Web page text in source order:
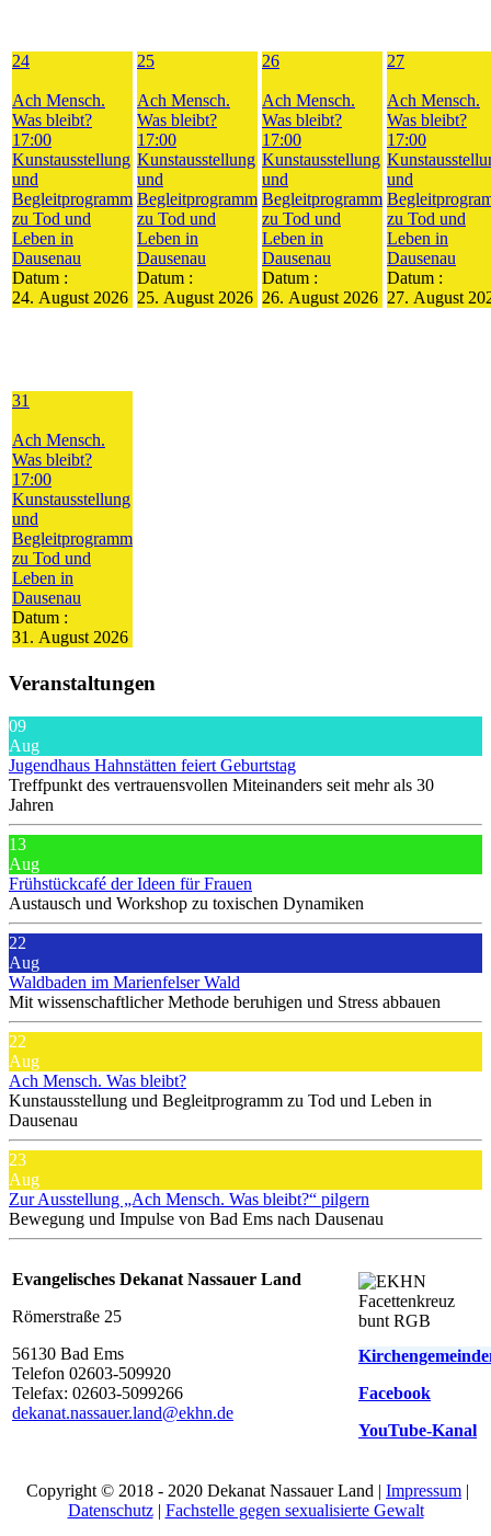
24
Ach Mensch.
Was bleibt?
17:00
Kunstausstellung
und
Begleitprogramm
zu Tod und
Leben in
Dausenau
Datum :
24. August 2026
25
Ach Mensch.
Was bleibt?
17:00
Kunstausstellung
und
Begleitprogramm
zu Tod und
Leben in
Dausenau
Datum :
25. August 2026
26
Ach Mensch.
Was bleibt?
17:00
Kunstausstellung
und
Begleitprogramm
zu Tod und
Leben in
Dausenau
Datum :
26. August 2026
27
Ach Mensch.
Was bleibt?
17:00
und
zu Tod und
Leben in
Dausenau
Datum :
27. August
31
Ach Mensch.
Was bleibt?
17:00
Kunstausstellung
und
Begleitprogramm
zu Tod und
Leben in
Dausenau
Datum :
31. August 2026
Veranstaltungen
09
Aug
Jugendhaus Hahnstätten feiert Geburtstag
Treffpunkt des vertrauensvollen Miteinanders seit mehr als 30
Jahren
13
Aug
Frühstückcafé der Ideen für Frauen
Austausch und Workshop zu toxischen Dynamiken
22
Aug
Waldbaden im Marienfelser Wald
Mit wissenschaftlicher Methode beruhigen und Stress abbauen
22
Aug
Ach Mensch. Was bleibt?
Kunstausstellung und Begleitprogramm zu Tod und Leben in
Dausenau
23
Aug
Zur Ausstellung „Ach Mensch. Was bleibt?“ pilgern
Bewegung und Impulse von Bad Ems nach Dausenau
Evangelisches Dekanat Nassauer Land
Römerstraße 25
56130 Bad Ems
Telefon 02603-509920
Telefax: 02603-5099266
dekanat.nassauer.land@ekhn.de
Facebook
YouTube-Kanal
Copyright © 2018 - 2020 Dekanat Nassauer Land | Impressum |
Datenschutz| Fachstelle gegen sexualisierte Gewalt